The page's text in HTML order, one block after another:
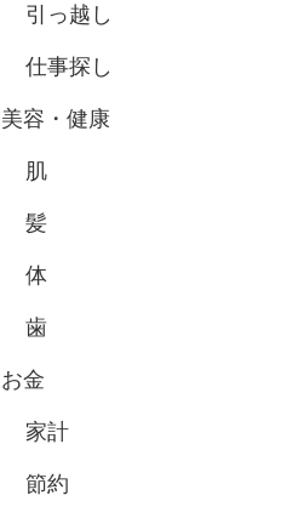
引っ越し
仕事探し
美容・健康
肌
髪
体
歯
お金
家計
節約